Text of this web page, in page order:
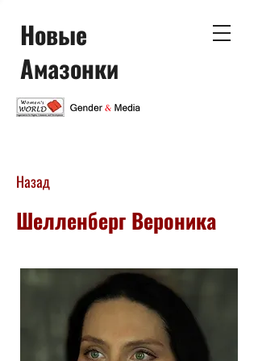
Новые
Амазонки
Назад
Шелленберг Вероника